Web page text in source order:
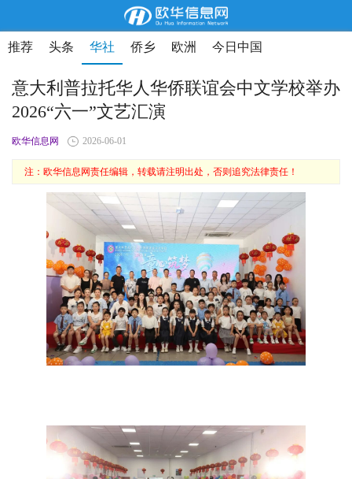
推荐 头条 华社 侨乡 欧洲 今日中国
意大利普拉托华人华侨联谊会中文学校举办
2026“六一”文艺汇演
欧华信息网 2026-06-01
注：欧华信息网责任编辑，转载请注明出处，否则追究法律责任！